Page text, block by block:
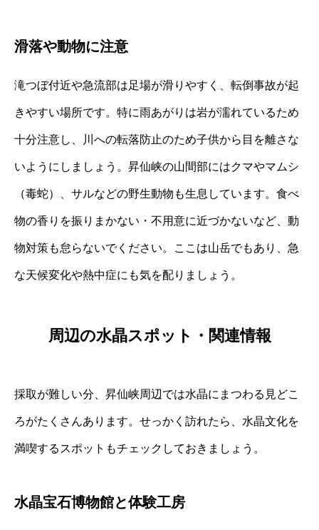
滑落や動物に注意
滝つぼ付近や急流部は足場が滑りやすく、転倒事故が起
きやすい場所です。特に雨あがりは岩が濡れているため
十分注意し、川への転落防止のため子供から目を離さな
いようにしましょう。昇仙峡の山間部にはクマやマムシ
（毒蛇）、サルなどの野生動物も生息しています。食べ
物の香りを振りまかない・不用意に近づかないなど、動
物対策も怠らないでください。ここは山岳でもあり、急
な天候変化や熱中症にも気を配りましょう。
周辺の水晶スポット・関連情報
採取が難しい分、昇仙峡周辺では水晶にまつわる見どこ
ろがたくさんあります。せっかく訪れたら、水晶文化を
満喫するスポットもチェックしておきましょう。
水晶宝石博物館と体験工房